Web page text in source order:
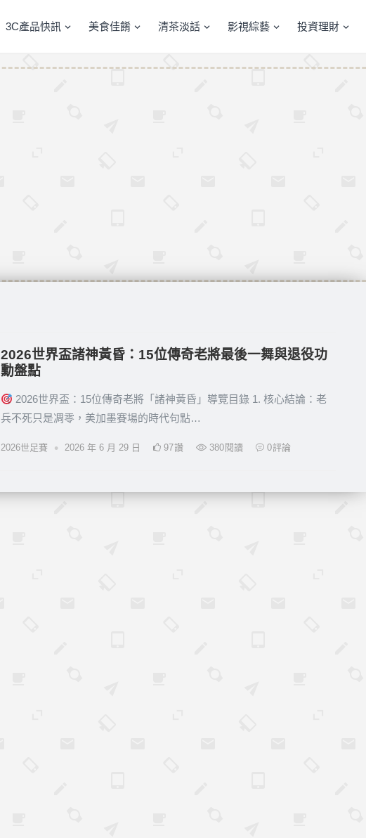
3C產品快訊 美食佳餚 清茶淡話 影視綜藝 投資理財
2026世界盃諸神黃昏：15位傳奇老將最後一舞與退役功
勳盤點
2026世界盃：15位傳奇老將「諸神黃昏」導覽目錄 1. 核心結論：老
兵不死只是凋零，美加墨賽場的時代句點…
2026世足賽 • 2026 年 6 月 29 日 97讚 380 閱讀 0評論